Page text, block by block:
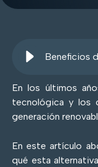
En los últimos
tecnológica y los
generación
En este artículo
qué esta